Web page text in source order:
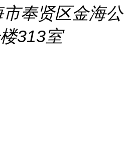
奉贤区金海公
313室